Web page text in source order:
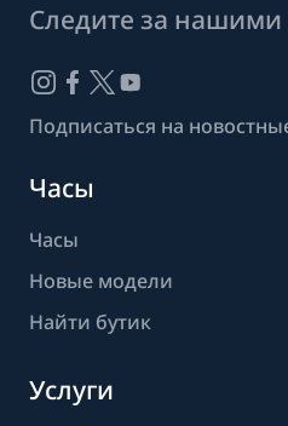
Следите за нашими
Подписаться на
Часы
Часы
Новые модели
Найти бутик
Услуги